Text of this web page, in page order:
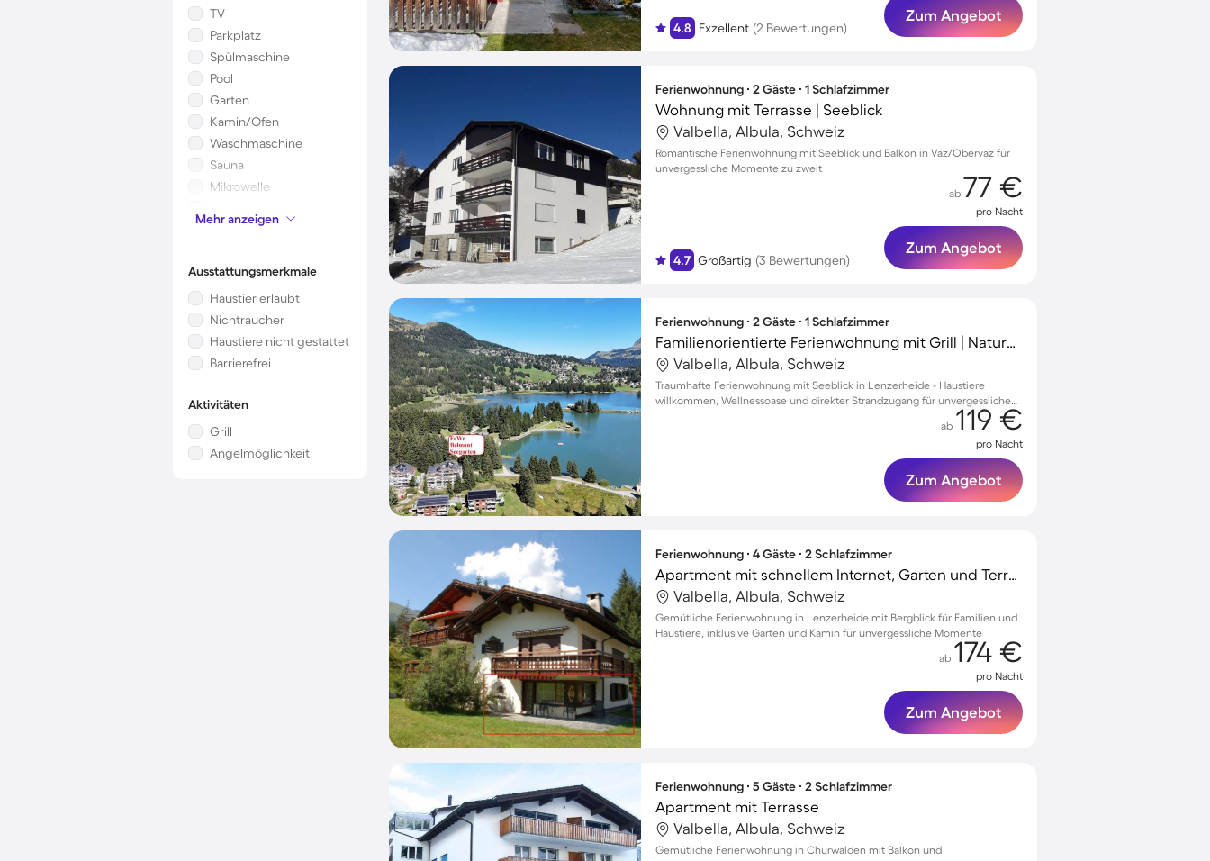
TV
Parkplatz
Spülmaschine
Pool
Garten
Kamin/Ofen
Waschmaschine
Sauna
Mikrowelle
Whirlpool
Kinderbett
Mehr anzeigen
Ausstattungsmerkmale
Haustier erlaubt
Nichtraucher
Haustiere nicht gestattet
Barrierefrei
Aktivitäten
Grill
Angelmöglichkeit
4.8 Exzellent (2 Bewertungen)
Zum Angebot
Ferienwohnung ∙ 2 Gäste ∙ 1 Schlafzimmer
Wohnung mit Terrasse | Seeblick
Valbella, Albula, Schweiz
Romantische Ferienwohnung mit Seeblick und Balkon in Vaz/Obervaz für
unvergessliche Momente zu zweit
4.7 Großartig (3 Bewertungen)
ab 77 €
pro Nacht
Zum Angebot
Ferienwohnung ∙ 2 Gäste ∙ 1 Schlafzimmer
Familienorientierte Ferienwohnung mit Grill | Naturblick | Skifahren in der Nähe | Haustiere erlaubt
Valbella, Albula, Schweiz
Traumhafte Ferienwohnung mit Seeblick in Lenzerheide - Haustiere
willkommen, Wellnessoase und direkter Strandzugang für unvergessliche
ab 119 €
pro Nacht
Zum Angebot
Ferienwohnung ∙ 4 Gäste ∙ 2 Schlafzimmer
Apartment mit schnellem Internet, Garten und Terrasse | Bergblick
Valbella, Albula, Schweiz
Gemütliche Ferienwohnung in Lenzerheide mit Bergblick für Familien und
Haustiere, inklusive Garten und Kamin für unvergessliche Momente
ab 174 €
pro Nacht
Zum Angebot
Ferienwohnung ∙ 5 Gäste ∙ 2 Schlafzimmer
Apartment mit Terrasse
Valbella, Albula, Schweiz
Gemütliche Ferienwohnung in Churwalden mit Balkon und